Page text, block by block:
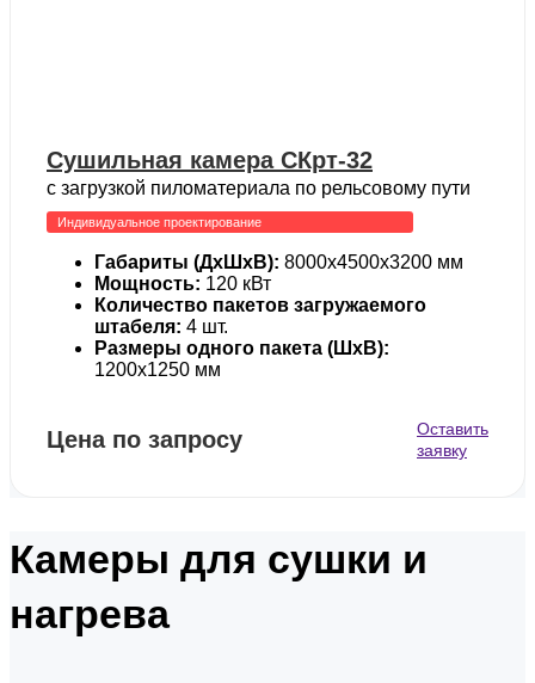
Сушильная камера СКрт-32
с загрузкой пиломатериала по рельсовому пути
Индивидуальное проектирование
Габариты (ДхШхВ): 8000х4500х3200 мм
Мощность: 120 кВт
Количество пакетов загружаемого
штабеля: 4 шт.
Размеры одного пакета (ШхВ):
1200х1250 мм
Цена по запросу
Оставить
заявку
Камеры для сушки и
нагрева